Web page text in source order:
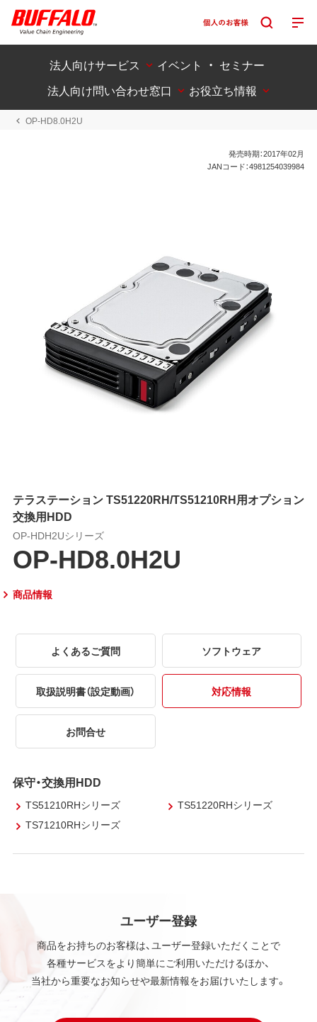
法人向けサービス
イベント ・ セミナー
法人向け問い合わせ窓口
お役立ち情報
OP-HD8.0H2U
発売時期：2017年02月
JANコード：4981254039984
テラステーション TS51220RH/TS51210RH用オプション
交換用HDD
OP-HDH2Uシリーズ
OP-HD8.0H2U
商品情報
よくあるご質問 ソフトウェア
取扱説明書（設定動画） 対応情報
お問合せ
保守・交換用HDD
TS51210RHシリーズ
TS51220RHシリーズ
TS71210RHシリーズ
ユーザー登録
商品をお持ちのお客様は、ユーザー登録いただくことで
各種サービスをより簡単にご利用いただけるほか、
当社から重要なお知らせや最新情報をお届けいたします。